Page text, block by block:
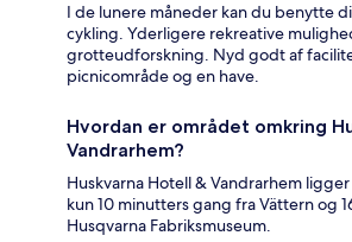
I de lunere måneder kan du benytte
cykling. Yderligere rekreative
grotteudforskning. Nyd godt af
picnicområde og en have.
Hvordan er området omkring
Vandrarhem?
Huskvarna Hotell & Vandrarhem
kun 10 minutters gang fra Vättern og
Husqvarna Fabriksmuseum.